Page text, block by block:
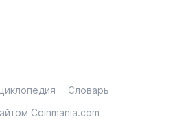
Словарь
Coinmania.com